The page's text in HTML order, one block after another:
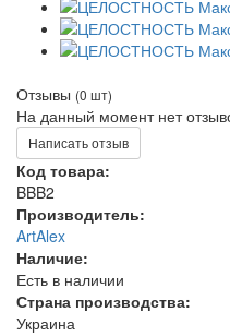
Отзывы (0 шт)
На данный момент нет
Написать отзыв
Код товара:
BBB2
Производитель:
ArtAlex
Наличие:
Есть в наличии
Страна производства:
Украина